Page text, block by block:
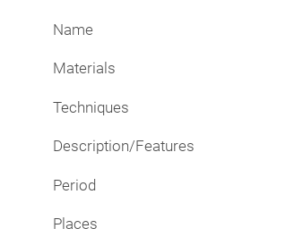
Name
Materials
Techniques
Description/Features
Period
Places